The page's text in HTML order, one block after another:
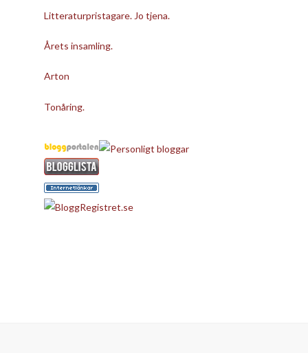
Litteraturpristagare. Jo tjena.
Årets insamling.
Arton
Tonåring.